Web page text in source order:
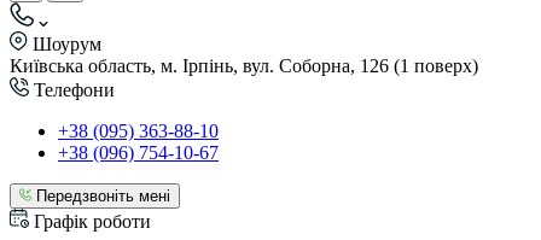
Шоурум
Київська область, м. Ірпінь, вул. Соборна, 126 (1 поверх)
Телефони
+38 (095) 363-88-10
+38 (096) 754-10-67
Передзвоніть мені
Графік роботи